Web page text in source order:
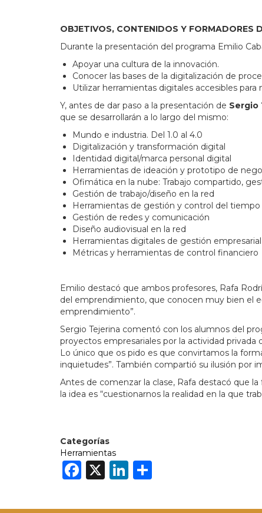
OBJETIVOS, CONTENIDOS Y FORMADORES
Durante la presentación del programa Emilio
Apoyar una cultura de la innovación.
Conocer las bases de la digitalización de
Utilizar herramientas digitales accesibles
Y, antes de dar paso a la presentación de Sergio
que se desarrollarán a lo largo del mismo:
Mundo e industria. Del 1.0 al 4.0
Digitalización y transformación digital
Identidad digital/marca personal digital
Herramientas de ideación y prototipo de
Ofimática en la nube: Trabajo compartido,
Gestión de trabajo/diseño en la red
Herramientas de gestión y control del tiempo
Gestión de redes y comunicación
Diseño audiovisual en la red
Herramientas digitales de gestión empresarial
Métricas y herramientas de control financiero
Emilio destacó que ambos profesores, Rafa
del emprendimiento, que conocen muy bien el
emprendimiento”.
Sergio Tejerina comentó con los alumnos del
proyectos empresariales por la actividad
Lo único que os pido es que convirtamos la
inquietudes”. También compartió su ilusión por
Antes de comenzar la clase, Rafa destacó que
la idea es “cuestionarnos la realidad en la que
Categorías
Herramientas
Facebook
X LinkedIn